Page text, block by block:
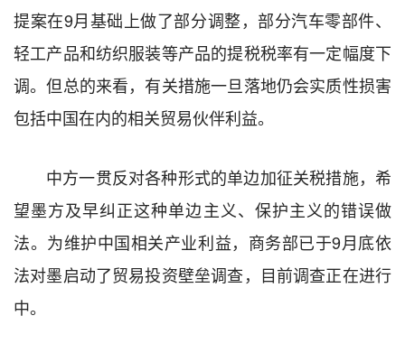
提案在9月基础上做了部分调整，部分汽车零部件、
轻工产品和纺织服装等产品的提税税率有一定幅度下
调。但总的来看，有关措施一旦落地仍会实质性损害
包括中国在内的相关贸易伙伴利益。
中方一贯反对各种形式的单边加征关税措施，希
望墨方及早纠正这种单边主义、保护主义的错误做
法。为维护中国相关产业利益，商务部已于9月底依
法对墨启动了贸易投资壁垒调查，目前调查正在进行
中。